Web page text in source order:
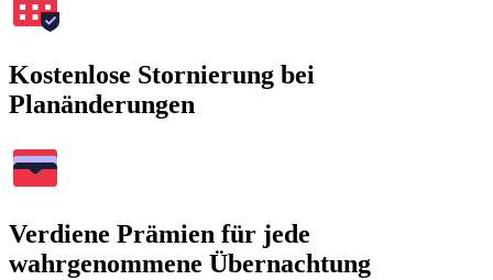
Kostenlose Stornierung bei
Planänderungen
Verdiene Prämien für jede
wahrgenommene Übernachtung